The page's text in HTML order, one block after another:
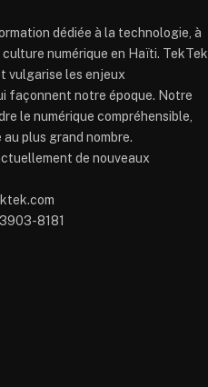
dédiée à la technologie, à
culture numérique en Haïti. TekTek
vulgarise les enjeux
façonnent notre époque. Notre
le numérique compréhensible,
plus grand nombre.
de nouveaux
8181